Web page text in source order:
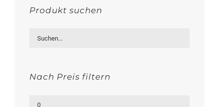
Produkt suchen
Nach Preis filtern
Min.